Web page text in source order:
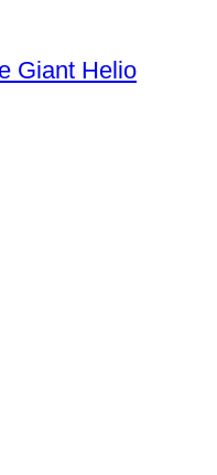
Giant Helio